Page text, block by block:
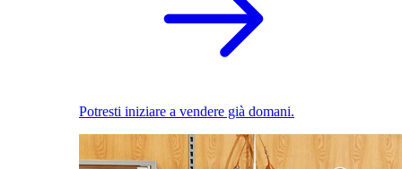
Potresti iniziare a vendere già domani.